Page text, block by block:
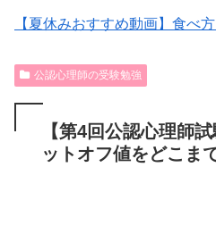
【夏休みおすすめ動画】食べ
公認心理師の受験勉強
【第4回公認心理師
ットオフ値をどこま